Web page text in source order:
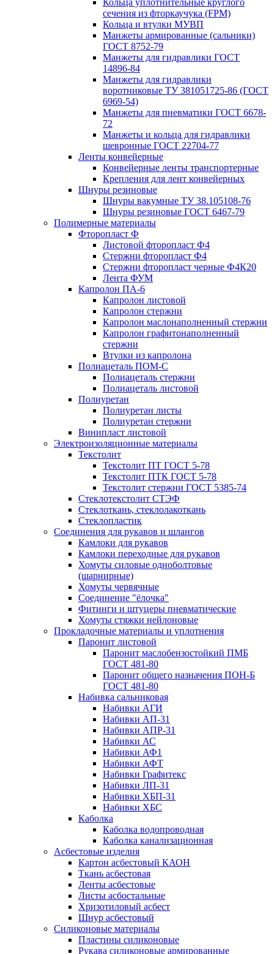
Кольца уплотнительные круглого
сечения из фторкаучука (FPM)
Кольца и втулки МУВП
Манжеты армированные (сальники)
ГОСТ 8752-79
Манжеты для гидравлики ГОСТ
14896-84
Манжеты для гидравлики
воротниковые ТУ 381051725-86 (ГОСТ
6969-54)
Манжеты для пневматики ГОСТ 6678-
72
Манжеты и кольца для гидравлики
шевронные ГОСТ 22704-77
Ленты конвейерные
Конвейерные ленты транспортерные
Крепления для лент конвейерных
Шнуры резиновые
Шнуры вакумные ТУ 38.105108-76
Шнуры резиновые ГОСТ 6467-79
Полимерные материалы
Фторопласт Ф
Листовой фторопласт Ф4
Стержни фторопласт Ф4
Стержни фторопласт черные Ф4К20
Лента ФУМ
Капролон ПА-6
Капролон листовой
Капролон стержни
Капролон маслонаполненный стержни
Капролон графитонаполненный
стержни
Втулки из капролона
Полиацеталь ПОМ-С
Полиацеталь стержни
Полиацеталь листовой
Полиуретан
Полиуретан листы
Полиуретан стержни
Винипласт листовой
Электроизоляционные материалы
Текстолит
Текстолит ПТ ГОСТ 5-78
Текстолит ПТК ГОСТ 5-78
Текстолит стержни ГОСТ 5385-74
Стеклотекстолит СТЭФ
Стеклоткань, стеклолакоткань
Стеклопластик
Соединения для рукавов и шлангов
Камлоки для рукавов
Камлоки переходные для рукавов
Хомуты силовые одноболтовые
(шарнирные)
Хомуты червячные
Соединение "ёлочка"
Фитинги и штуцеры пневматические
Хомуты стяжки нейлоновые
Прокладочные материалы и уплотнения
Паронит листовой
Паронит маслобензостойкий ПМБ
ГОСТ 481-80
Паронит общего назначения ПОН-Б
ГОСТ 481-80
Набивка сальниковая
Набивки АГИ
Набивки АП-31
Набивки АПР-31
Набивки АС
Набивки АФ1
Набивки АФТ
Набивки Графитекс
Набивки ЛП-31
Набивки ХБП-31
Набивки ХБС
Каболка
Каболка водопроводная
Каболка канализационная
Асбестовые изделия
Картон асбестовый КАОН
Ткань асбестовая
Ленты асбестовые
Листы асбостальные
Хризотиловый асбеcт
Шнур асбестовый
Силиконовые материалы
Пластины силиконовые
Рукава силиконовые армированные